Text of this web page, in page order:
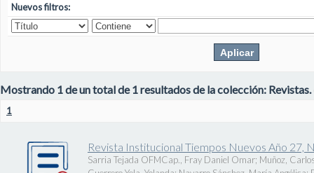
Nuevos filtros:
Mostrando 1 de un total de 1 resultados de la colección: Revistas.
1
Revista Institucional Tiempos Nuevos Año 27,
Sarria Tejada OFMCap., Fray Daniel Omar; Muñoz,